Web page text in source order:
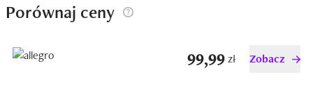
Porównaj ceny
99,99zł Zobacz